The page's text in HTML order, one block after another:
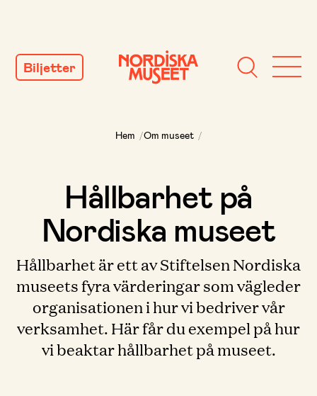
INNEHÅLL
Biljetter
Hem /Om museet /
Hållbarhet på
Nordiska museet
Hållbarhet är ett av Stiftelsen Nordiska
museets fyra värderingar som vägleder
organisationen i hur vi bedriver vår
verksamhet. Här får du exempel på hur
vi beaktar hållbarhet på museet.